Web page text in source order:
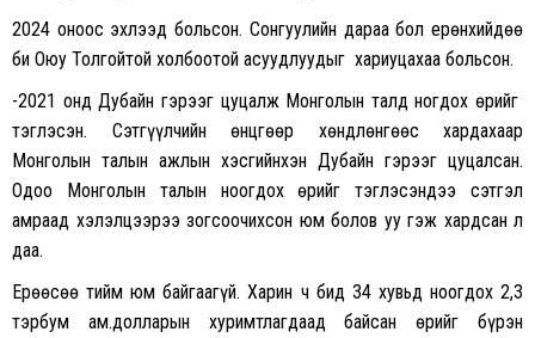
2024 оноос эхлээд больсон. Сонгуулийн дараа бол ерөнхийдөө
би Оюу Толгойтой холбоотой асуудлуудыг хариуцахаа больсон.
-2021 онд Дубайн гэрээг цуцалж Монголын талд ногдох өрийг
тэглэсэн. Сэтгүүлчийн өнцгөөр хөндлөнгөөс хардахаар
Монголын талын ажлын хэсгийнхэн Дубайн гэрээг цуцалсан.
Одоо Монголын талын ноогдох өрийг тэглэсэндээ сэтгэл
амраад хэлэлцээрээ зогсоочихсон юм болов уу гэж хардсан л
даа.
Ерөөсөө тийм юм байгаагүй. Харин ч бид 34 хувьд ноогдох 2,3
тэрбум ам.долларын хуримтлагдаад байсан өрийг бүрэн